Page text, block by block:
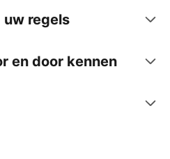
regels
en door kennen